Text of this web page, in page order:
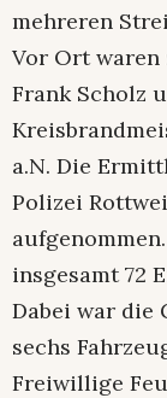
mehreren
Vor Ort
Frank Scholz
a.N. Die
Polizei
insgesamt 72
Dabei war die
sechs
Freiwillige